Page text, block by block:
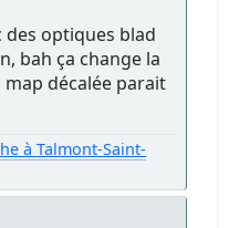
des optiques blad
bah ça change la
décalée parait
à Talmont-Saint-